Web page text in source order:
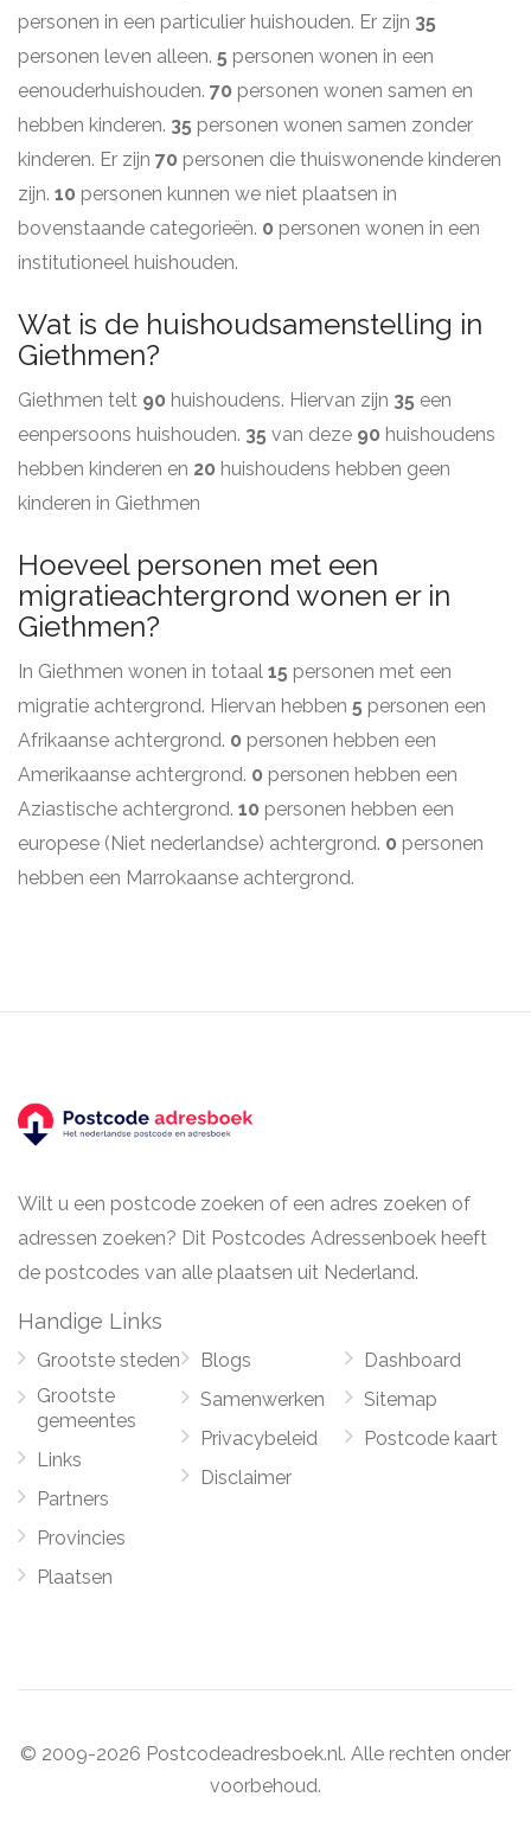
personen in een particulier huishouden. Er zijn 35
personen leven alleen. 5 personen wonen in een
eenouderhuishouden. 70 personen wonen samen en
hebben kinderen. 35 personen wonen samen zonder
kinderen. Er zijn 70 personen die thuiswonende kinderen
zijn. 10 personen kunnen we niet plaatsen in
bovenstaande categorieën. 0 personen wonen in een
institutioneel huishouden.
Wat is de huishoudsamenstelling in
Giethmen?
Giethmen telt 90 huishoudens. Hiervan zijn 35 een
eenpersoons huishouden. 35 van deze 90 huishoudens
hebben kinderen en 20 huishoudens hebben geen
kinderen in Giethmen
Hoeveel personen met een
migratieachtergrond wonen er in
Giethmen?
In Giethmen wonen in totaal 15 personen met een
migratie achtergrond. Hiervan hebben 5 personen een
Afrikaanse achtergrond. 0 personen hebben een
Amerikaanse achtergrond. 0 personen hebben een
Aziastische achtergrond. 10 personen hebben een
europese (Niet nederlandse) achtergrond. 0 personen
hebben een Marrokaanse achtergrond.
Wilt u een postcode zoeken of een adres zoeken of
adressen zoeken? Dit Postcodes Adressenboek heeft
de postcodes van alle plaatsen uit Nederland.
Handige Links
Grootste steden
Grootste
gemeentes
Links
Partners
Provincies
Plaatsen
Blogs
Samenwerken
Privacybeleid
Disclaimer
Dashboard
Sitemap
Postcode kaart
© 2009-2026 Postcodeadresboek.nl. Alle rechten onder
voorbehoud.